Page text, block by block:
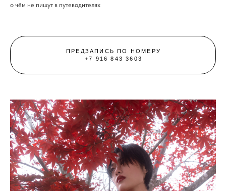
о чём не пишут в путеводителях
ПРЕДЗАПИСЬ ПО НОМЕРУ
+7 916 843 3603